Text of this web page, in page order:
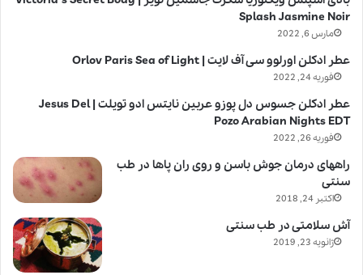
Splash Jasmine Noir
مارس 6, 2022
عطر ادکلن اورلوو سی آف لایت | Orlov Paris Sea of Light
فوریه 24, 2022
عطر ادکلن جسوس دل پوزو عربین نایتس ادو تویلت | Jesus Del
Pozo Arabian Nights EDT
فوریه 26, 2022
راههای درمان جوش باسن و روی ران پاها در طب
سنتی
اکتبر 24, 2018
آش سلامتی در طب سنتی
ژانویه 23, 2019